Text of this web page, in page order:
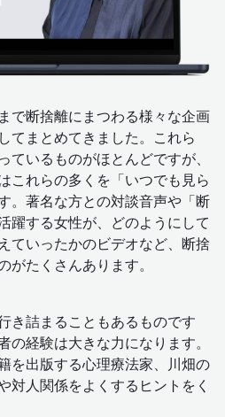
で断捨離にまつわる様々な企画
てまとめてきました。これら
ているものがほとんどですが、
これらの多くを「いつでも見ら
。著名な方との対談音声や「断
躍する女性が、どのようにして
ていったかのビデオなど、断捨
たくさんあります。
き詰まることもあるものです
の経験は大きな力になります。
を出版する心理療法家、川畑の
対人関係をよくするヒントをく